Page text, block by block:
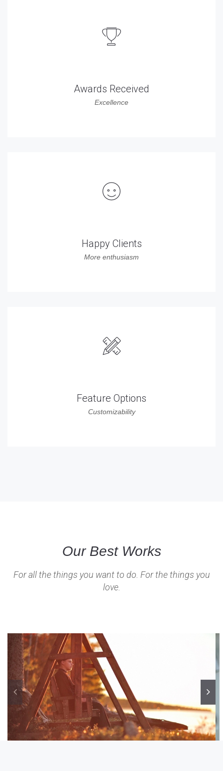
Awards Received
Excellence
Happy Clients
More enthusiasm
Feature Options
Customizability
Our Best Works
For all the things you want to do. For the things you
love.